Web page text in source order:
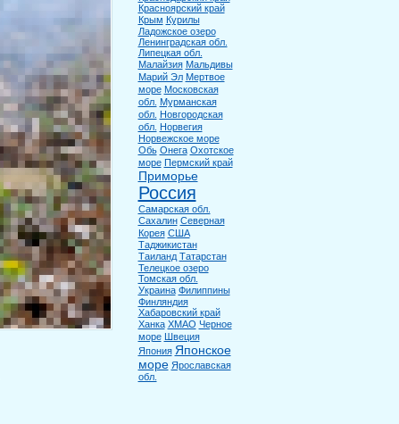
Красноярский край
Крым Курилы
Ладожское озеро
Ленинградская обл.
Липецкая обл.
Малайзия Мальдивы
Марий Эл Мертвое
море Московская
обл. Мурманская
обл. Новгородская
обл. Норвегия
Норвежское море
Обь Онега Охотское
море Пермский край
Приморье
Россия
Самарская обл.
Сахалин Северная
Корея США
Таджикистан
Таиланд Татарстан
Телецкое озеро
Томская обл.
Украина Филиппины
Финляндия
Хабаровский край
Ханка ХМАО Черное
море Швеция
Япония Японское
море Ярославская
обл.